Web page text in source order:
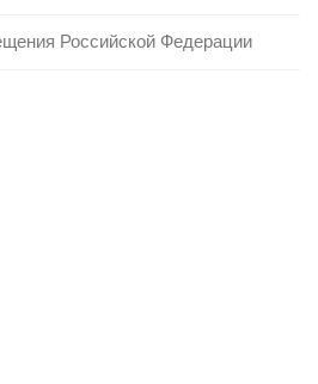
Российской Федерации